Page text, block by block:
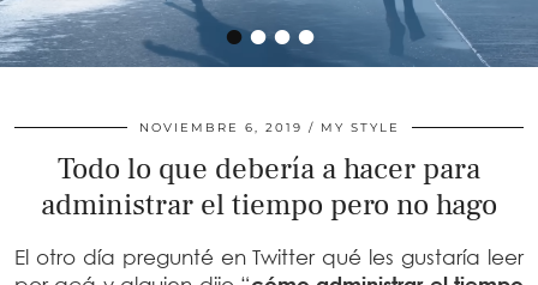
••••
NOVIEMBRE 6, 2019 MY STYLE
Todo lo que debería a hacer para
administrar el tiempo pero no hago
El otro día pregunté en Twitter qué les gustaría leer